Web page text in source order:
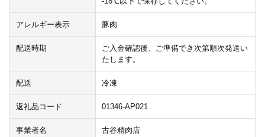
アレルギー表示 豚肉
配送時期
ご入金確認後、ご準備でき次第順次発送い
たします。
配送 冷凍
返礼品コード 01346-AP021
事業者名 古谷精肉店